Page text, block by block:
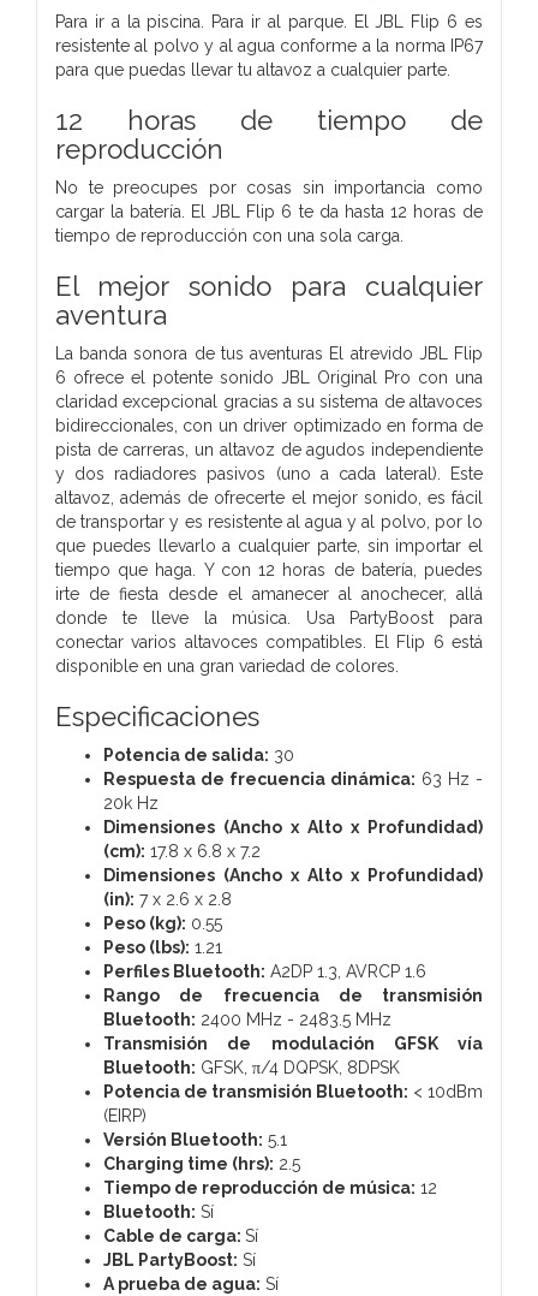
Para ir a la piscina. Para ir al parque. El JBL Flip 6 es
resistente al polvo y al agua conforme a la norma IP67
para que puedas llevar tu altavoz a cualquier parte.
12 horas de tiempo de
reproducción
No te preocupes por cosas sin importancia como
cargar la batería. El JBL Flip 6 te da hasta 12 horas de
tiempo de reproducción con una sola carga.
El mejor sonido para cualquier
aventura
La banda sonora de tus aventuras El atrevido JBL Flip
6 ofrece el potente sonido JBL Original Pro con una
claridad excepcional gracias a su sistema de altavoces
bidireccionales, con un driver optimizado en forma de
pista de carreras, un altavoz de agudos independiente
y dos radiadores pasivos (uno a cada lateral). Este
altavoz, además de ofrecerte el mejor sonido, es fácil
de transportar y es resistente al agua y al polvo, por lo
que puedes llevarlo a cualquier parte, sin importar el
tiempo que haga. Y con 12 horas de batería, puedes
irte de fiesta desde el amanecer al anochecer, allá
donde te lleve la música. Usa PartyBoost para
conectar varios altavoces compatibles. El Flip 6 está
disponible en una gran variedad de colores.
Especificaciones
Potencia de salida: 30
Respuesta de frecuencia dinámica: 63 Hz -
20k Hz
Dimensiones (Ancho x Alto x Profundidad)
(cm): 17.8 x 6.8 x 7.2
Dimensiones (Ancho x Alto x Profundidad)
(in): 7 x 2.6 x 2.8
Peso (kg): 0.55
Peso (lbs): 1.21
Perfiles Bluetooth: A2DP 1.3, AVRCP 1.6
Rango de frecuencia de transmisión
Bluetooth: 2400 MHz - 2483.5 MHz
Transmisión de modulación GFSK vía
Bluetooth: GFSK, π/4 DQPSK, 8DPSK
Potencia de transmisión Bluetooth: < 10dBm
(EIRP)
Versión Bluetooth: 5.1
Charging time (hrs): 2.5
Tiempo de reproducción de música: 12
Bluetooth: Sí
Cable de carga: Sí
JBL PartyBoost: Sí
A prueba de agua: Sí